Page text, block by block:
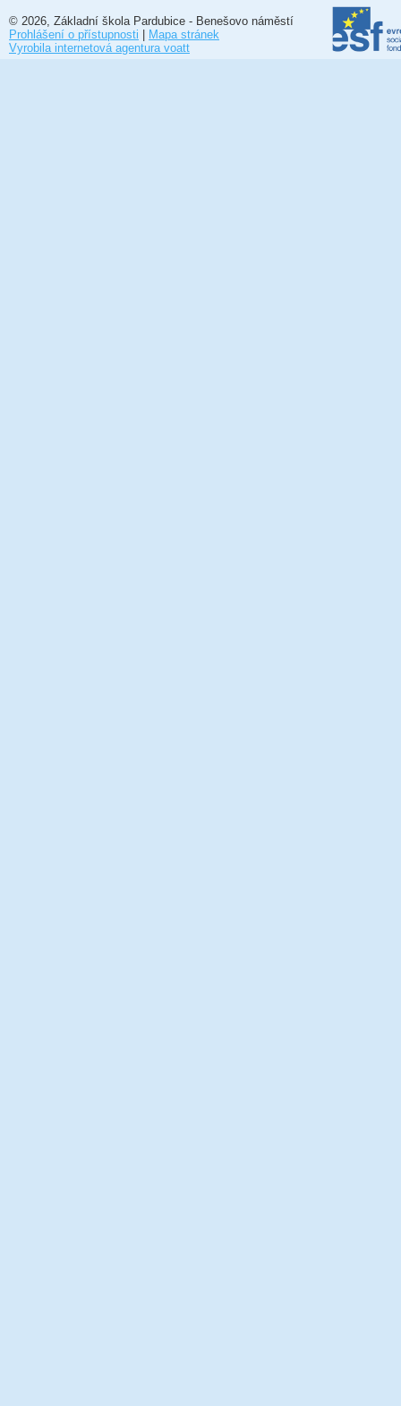
© 2026, Základní škola Pardubice - Benešovo náměstí
Prohlášení o přístupnosti | Mapa stránek
Vyrobila internetová agentura voatt